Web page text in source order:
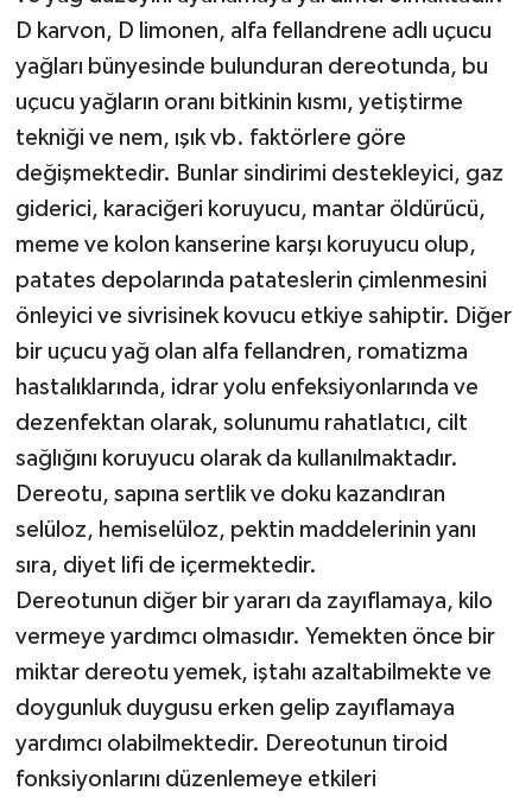
D karvon, D limonen, alfa fellandrene adlı uçucu
yağları bünyesinde bulunduran dereotunda, bu
uçucu yağların oranı bitkinin kısmı, yetiştirme
tekniği ve nem, ışık vb. faktörlere göre
değişmektedir. Bunlar sindirimi destekleyici, gaz
giderici, karaciğeri koruyucu, mantar öldürücü,
meme ve kolon kanserine karşı koruyucu olup,
patates depolarında patateslerin çimlenmesini
önleyici ve sivrisinek kovucu etkiye sahiptir. Diğer
bir uçucu yağ olan alfa fellandren, romatizma
hastalıklarında, idrar yolu enfeksiyonlarında ve
dezenfektan olarak, solunumu rahatlatıcı, cilt
sağlığını koruyucu olarak da kullanılmaktadır.
Dereotu, sapına sertlik ve doku kazandıran
selüloz, hemiselüloz, pektin maddelerinin yanı
sıra, diyet lifi de içermektedir.
Dereotunun diğer bir yararı da zayıflamaya, kilo
vermeye yardımcı olmasıdır. Yemekten önce bir
miktar dereotu yemek, iştahı azaltabilmekte ve
doygunluk duygusu erken gelip zayıflamaya
yardımcı olabilmektedir. Dereotunun tiroid
fonksiyonlarını düzenlemeye etkileri